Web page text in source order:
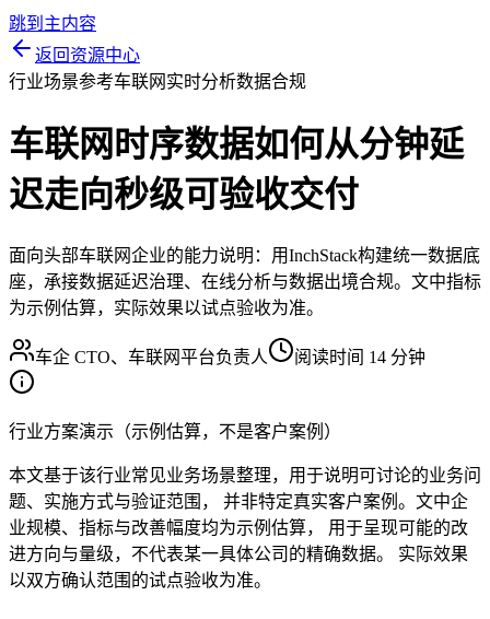
跳到主内容
返回资源中心
行业场景参考车联网 实时分析数据合规
车联网时序数据如何从分钟延
迟走向秒级可验收交付
面向头部车联网企业的能力说明：用InchStack构建统一数据底
座，承接数据延迟治理、在线分析与数据出境合规。文中指标
为示例估算，实际效果以试点验收为准。
车企 CTO、车联网平台负责人 阅读时间 14 分钟
行业方案演示（示例估算，不是客户案例）
本文基于该行业常见业务场景整理，用于说明可讨论的业务问
题、实施方式与验证范围， 并非特定真实客户案例。文中企
业规模、指标与改善幅度均为示例估算， 用于呈现可能的改
进方向与量级，不代表某一具体公司的精确数据。 实际效果
以双方确认范围的试点验收为准。